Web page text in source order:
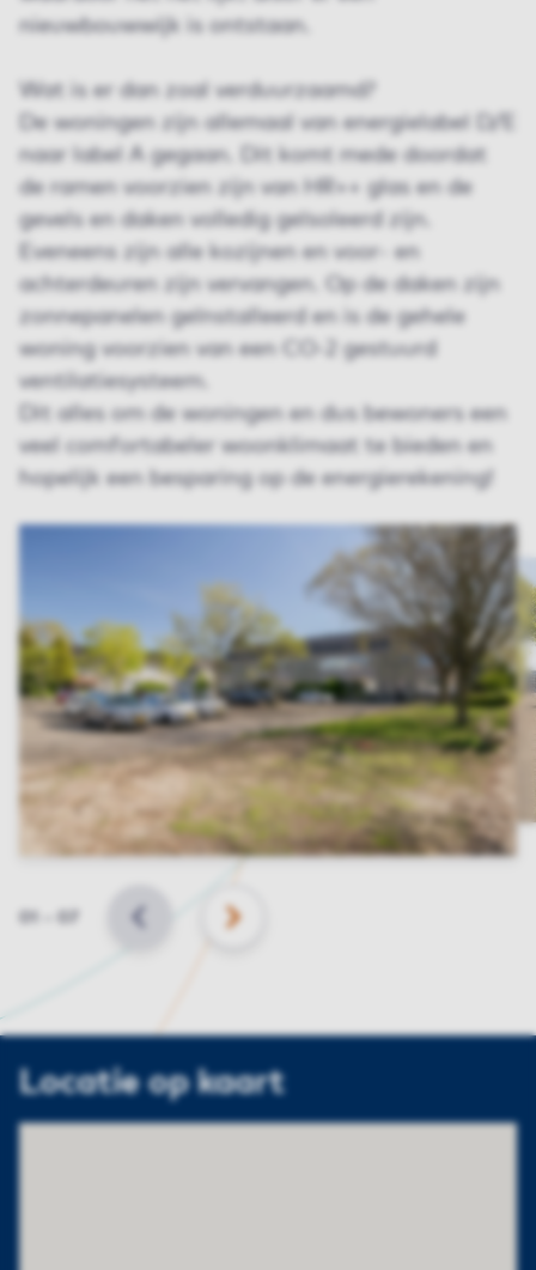
nieuwbouwwijk is ontstaan.
Wat is er dan zoal verduurzaamd?
De woningen zijn allemaal van energielabel D/E
naar label A gegaan. Dit komt mede doordat
de ramen voorzien zijn van HR++ glas en de
gevels en daken volledig geïsoleerd zijn.
Eveneens zijn alle kozijnen en voor- en
achterdeuren zijn vervangen. Op de daken zijn
zonnepanelen geïnstalleerd en is de gehele
woning voorzien van een CO-2 gestuurd
ventilatiesysteem.
Dit alles om de woningen en dus bewoners een
veel comfortabeler woonklimaat te bieden en
hopelijk een besparing op de energierekening!
Slide
VORIGE VOLGENDE
Locatie op kaart